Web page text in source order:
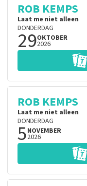
ROB KEMPS
Laat me niet alleen
DONDERDAG
29OKTOBER
2026
ROB KEMPS
Laat me niet alleen
DONDERDAG
5NOVEMBER
2026